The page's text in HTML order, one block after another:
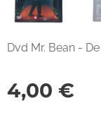
Dvd Mr. Bean -
4,00 €